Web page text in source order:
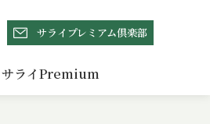
サライプレミアム倶楽部
サライPremium